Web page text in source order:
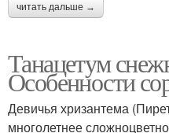
читать дальше →
Танацетум
Особенности
Девичья хризантема
многолетнее